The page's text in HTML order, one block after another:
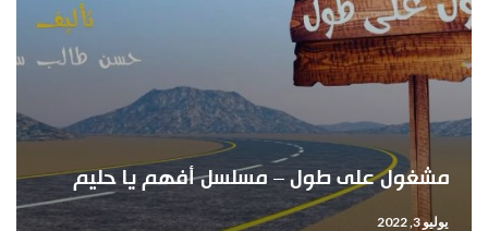
مشغول على طول – مسلسل أفهم يا حليم
يوليو 3, 2022